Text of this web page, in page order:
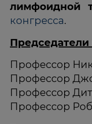
лимфоидной
конгресса.
Профессор
Профессор
Профессор
Профессор